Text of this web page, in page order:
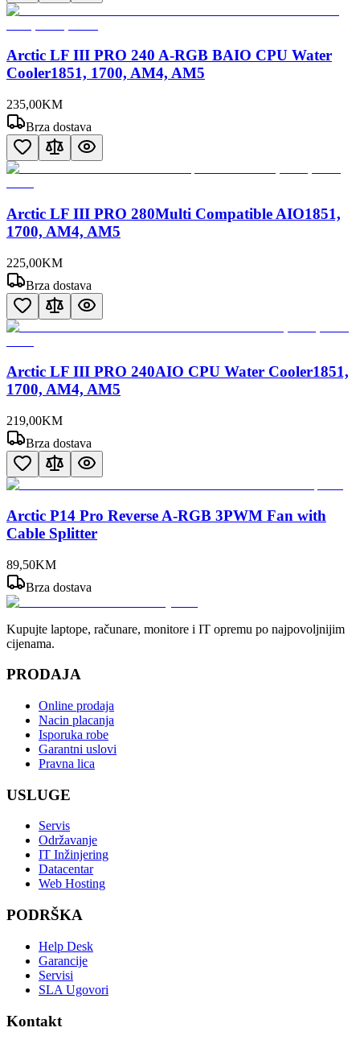
Arctic LF III PRO 240 A-RGB BAIO CPU Water
Cooler1851, 1700, AM4, AM5
235,00KM
Brza dostava
Arctic LF III PRO 280Multi Compatible AIO1851,
1700, AM4, AM5
225,00KM
Brza dostava
Arctic LF III PRO 240AIO CPU Water Cooler1851,
1700, AM4, AM5
219,00KM
Brza dostava
Arctic P14 Pro Reverse A-RGB 3PWM Fan with
Cable Splitter
89,50KM
Brza dostava
Kupujte laptope, računare, monitore i IT opremu po najpovoljnijim
cijenama.
PRODAJA
Online prodaja
Nacin placanja
Isporuka robe
Garantni uslovi
Pravna lica
USLUGE
Servis
Održavanje
IT Inžinjering
Datacentar
Web Hosting
PODRŠKA
Help Desk
Garancije
Servisi
SLA Ugovori
Kontakt